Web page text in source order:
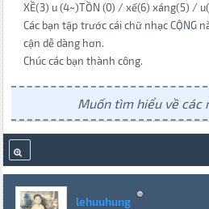
XỀ(3) u (4~)TỒN (0) / xế(6) xáng(5) /
Các bạn tập trước cái chữ nhạc CỘNG
cận dễ dàng hơn.
Chúc các bạn thành công.
Muốn tìm hiểu về các
lehuuhung